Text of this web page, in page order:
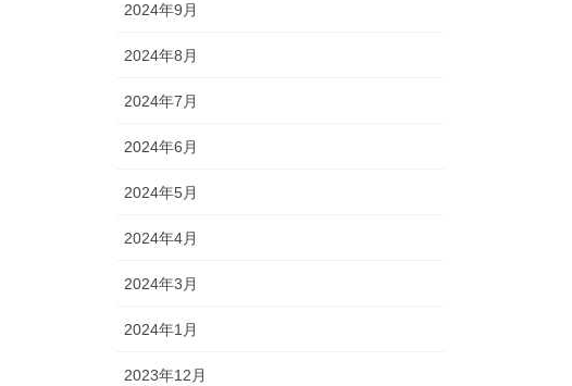
2024年9月
2024年8月
2024年7月
2024年6月
2024年5月
2024年4月
2024年3月
2024年1月
2023年12月